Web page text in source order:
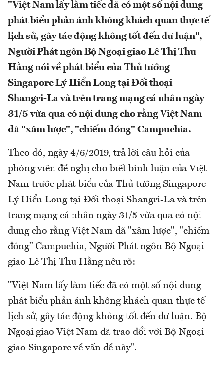
"Việt Nam lấy làm tiếc đã có một số nội dung
phát biểu phản ánh không khách quan thực tế
lịch sử, gây tác động không tốt đến dư luận",
Người Phát ngôn Bộ Ngoại giao Lê Thị Thu
Hằng nói về phát biểu của Thủ tướng
Singapore Lý Hiển Long tại Đối thoại
Shangri-La và trên trang mạng cá nhân ngày
31/5 vừa qua có nội dung cho rằng Việt Nam
đã "xâm lược", "chiếm đóng" Campuchia.
Theo đó, ngày 4/6/2019, trả lời câu hỏi của
phóng viên đề nghị cho biết bình luận của Việt
Nam trước phát biểu của Thủ tướng Singapore
Lý Hiển Long tại Đối thoại Shangri-La và trên
trang mạng cá nhân ngày 31/5 vừa qua có nội
dung cho rằng Việt Nam đã "xâm lược", "chiếm
đóng" Campuchia, Người Phát ngôn Bộ Ngoại
giao Lê Thị Thu Hằng nêu rõ:
"Việt Nam lấy làm tiếc đã có một số nội dung
phát biểu phản ánh không khách quan thực tế
lịch sử, gây tác động không tốt đến dư luận. Bộ
Ngoại giao Việt Nam đã trao đổi với Bộ Ngoại
giao Singapore về vấn đề này".